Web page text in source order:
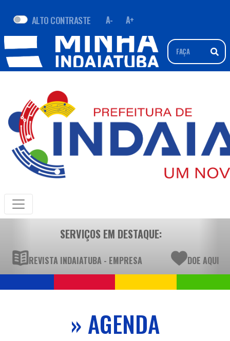
ALTO CONTRASTE A- A+
SERVIÇOS EM DESTAQUE:
REVISTA INDAIATUBA - EMPRESA DOE AQUI
» AGENDA